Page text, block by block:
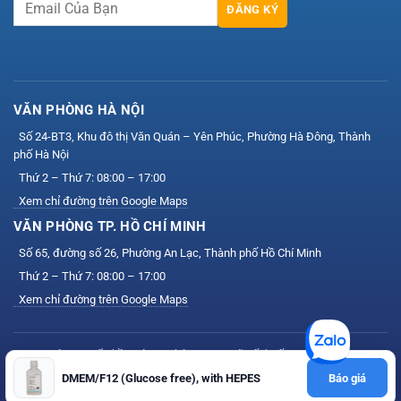
ĐĂNG KÝ
VĂN PHÒNG HÀ NỘI
Số 24-BT3, Khu đô thị Văn Quán – Yên Phúc, Phường Hà Đông, Thành
phố Hà Nội
Thứ 2 – Thứ 7: 08:00 – 17:00
Xem chỉ đường trên Google Maps
VĂN PHÒNG TP. HỒ CHÍ MINH
Số 65, đường số 26, Phường An Lạc, Thành phố Hồ Chí Minh
Thứ 2 – Thứ 7: 08:00 – 17:00
Xem chỉ đường trên Google Maps
Công ty Cổ phần Công nghệ VIS — Mã số thuế: 0111164758
DMEM/F12 (Glucose free), with HEPES
Báo giá